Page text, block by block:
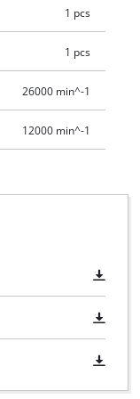
1 pcs
1 pcs
26000 min^-1
12000 min^-1